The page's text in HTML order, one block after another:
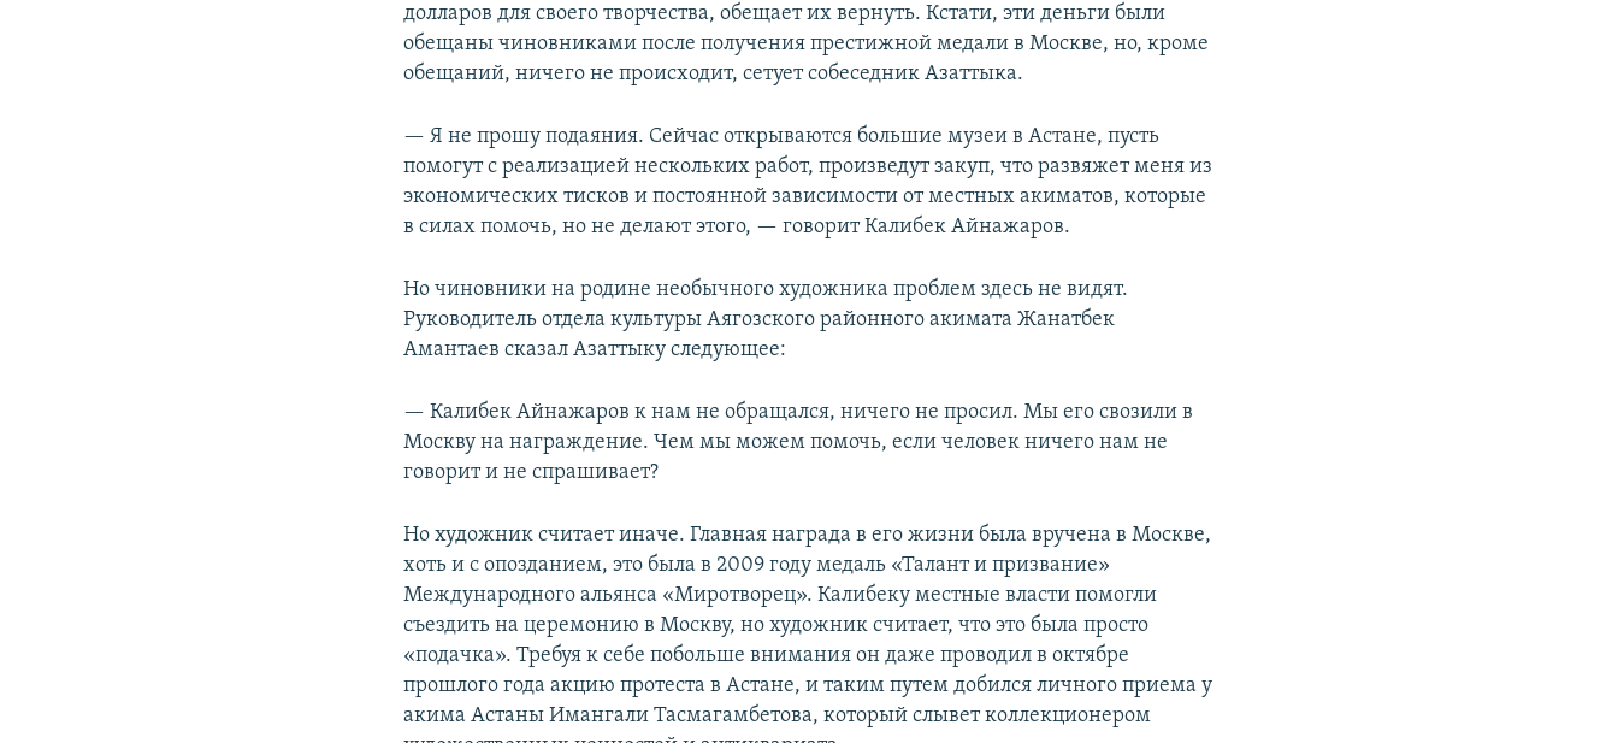
долларов для своего творчества, обещает их вернуть. Кстати, эти деньги были
обещаны чиновниками после получения престижной медали в Москве, но, кроме
обещаний, ничего не происходит, сетует собеседник Азаттыка.
— Я не прошу подаяния. Сейчас открываются большие музеи в Астане, пусть
помогут с реализацией нескольких работ, произведут закуп, что развяжет меня из
экономических тисков и постоянной зависимости от местных акиматов, которые
в силах помочь, но не делают этого, — говорит Калибек Айнажаров.
Но чиновники на родине необычного художника проблем здесь не видят.
Руководитель отдела культуры Аягозского районного акимата Жанатбек
Амантаев сказал Азаттыку следующее:
— Калибек Айнажаров к нам не обращался, ничего не просил. Мы его свозили в
Москву на награждение. Чем мы можем помочь, если человек ничего нам не
говорит и не спрашивает?
Но художник считает иначе. Главная награда в его жизни была вручена в Москве,
хоть и с опозданием, это была в 2009 году медаль «Талант и призвание»
Международного альянса «Миротворец». Калибеку местные власти помогли
съездить на церемонию в Москву, но художник считает, что это была просто
«подачка». Требуя к себе побольше внимания он даже проводил в октябре
прошлого года акцию протеста в Астане, и таким путем добился личного приема у
акима Астаны Имангали Тасмагамбетова, который слывет коллекционером